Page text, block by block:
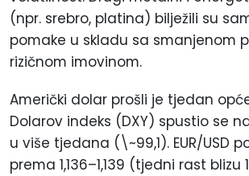
(npr. srebro, platina) bilježili su
pomake u skladu sa smanjenom
rizičnom imovinom.
Američki dolar prošli je tjedan
Dolarov indeks (DXY) spustio se
u više tjedana (\~99,1). EUR/USD
prema 1,136–1,139 (tjedni rast blizu 1